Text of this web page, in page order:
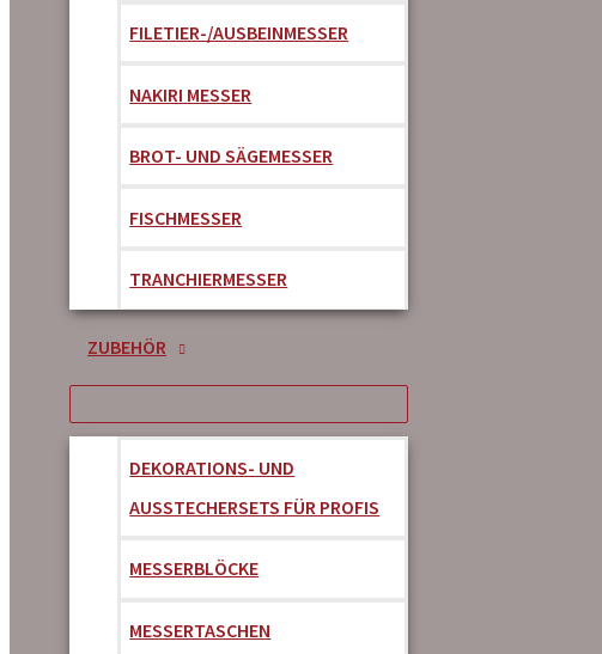
FILETIER-/AUSBEINMESSER
NAKIRI MESSER
BROT- UND SÄGEMESSER
FISCHMESSER
TRANCHIERMESSER
ZUBEHÖR
DEKORATIONS- UND
AUSSTECHERSETS FÜR PROFIS
MESSERBLÖCKE
MESSERTASCHEN